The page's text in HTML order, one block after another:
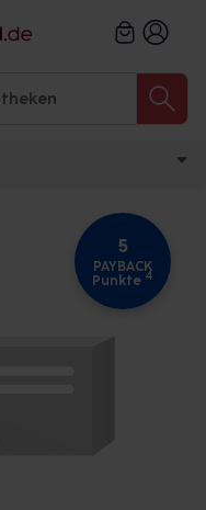
5
PAYBACK
Punkte 4